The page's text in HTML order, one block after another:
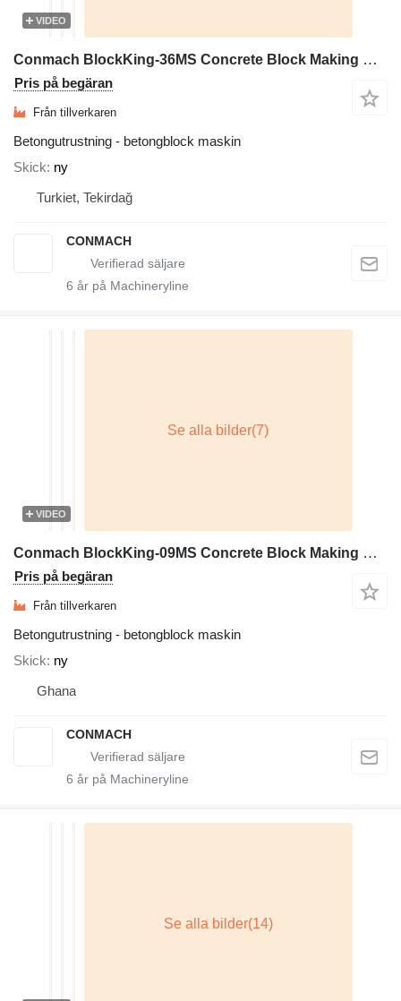
VIDEO
Conmach BlockKing-36MS Concrete Block Making Machine-12.000 units/shift
Pris på begäran
Från tillverkaren
Betongutrustning - betongblock maskin
Skick ny
Turkiet, Tekirdağ
CONMACH
6 år på Machineryline
VIDEO
Conmach BlockKing-09MS Concrete Block Making Machine - 4.000 units/shift
Pris på begäran
Från tillverkaren
Betongutrustning - betongblock maskin
Skick ny
Ghana
CONMACH
6 år på Machineryline